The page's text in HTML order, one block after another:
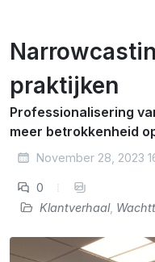
praktijken
Professionalisering
meer betrokkenheid
November 28, 2023
0
Klantverhaal,